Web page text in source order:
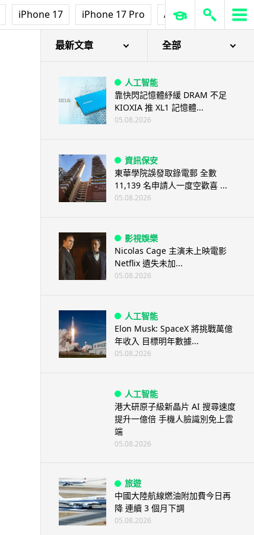
iPhone 17 iPhone 17 Pro AirPods Pro 3
最新文章 全部
人工智能
靠快閃記憶體紓緩 DRAM 不足
KIOXIA 推 XL1 記憶體...
05.08.2026
資訊保安
東華學院誤發取錄電郵 全數
11,139 名申請人一度空歡喜 ...
05.08.2026
影視娛樂
Nicolas Cage 主演未上映電影
Netflix 遺失未加...
05.08.2026
人工智能
Elon Musk: SpaceX 將挑戰萬億
年收入 目標明年數據...
05.08.2026
人工智能
港大研原子級新晶片 AI 搜尋速度
提升一億倍 手機人臉識別免上雲
端
05.08.2026
旅遊
中國大陸航線燃油附加費今日再
降 連續 3 個月下調
05.08.2026